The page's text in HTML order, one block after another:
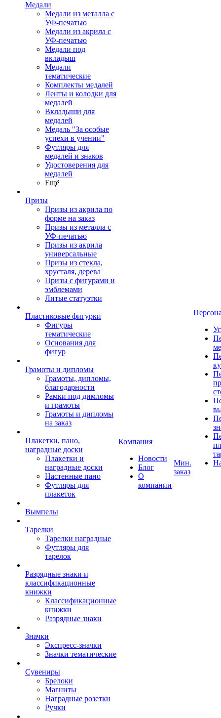
Медали
Медали из металла с
УФ-печатью
Медали из акрила с
УФ-печатью
Медали под
вкладыш
Медали
тематические
Комплекты медалей
Ленты и колодки для
медалей
Вкладыши для
медалей
Медаль "За особые
успехи в учении"
Футляры для
медалей и знаков
Удостоверения для
медалей
Ещё
Призы
Призы из акрила по
форме на заказ
Призы из металла с
УФ-печатью
Призы из акрила
универсальные
Призы из стекла,
хрусталя, дерева
Призы с фигурами и
эмблемами
Литые статуэтки
Пластиковые фигурки
Фигуры
тематические
Основания для
фигур
Грамоты и дипломы
Грамоты, дипломы,
благодарности
Рамки под димломы
и грамоты
Грамоты и дипломы
на заказ
Плакетки, пано,
наградные доски
Плакетки и
наградные доски
Настенные пано
Футляры для
плакеток
Вымпелы
Тарелки
Тарелки наградные
Футляры для
тарелок
Разрядные знаки и
классификационные
книжки
Классификационные
книжки
Разрядные знаки
Значки
Экспресс-значки
Значки тематические
Сувениры
Брелоки
Магниты
Наградные розетки
Ручки
Компания
Новости
Блог
О
компании
Мин.
заказ